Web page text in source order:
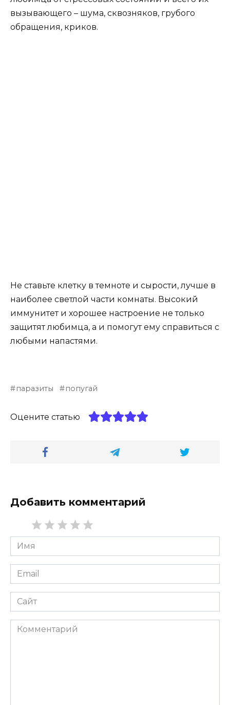
вызывающего – шума, сквозняков, грубого
обращения, криков.
Не ставьте клетку в темноте и сырости, лучше в
наиболее светлой части комнаты. Высокий
иммунитет и хорошее настроение не только
защитят любимца, а и помогут ему справиться с
любыми напастями.
паразиты попугай
Оцените статью
Добавить комментарий
Имя
*
Email
*
Сайт
Комментарий